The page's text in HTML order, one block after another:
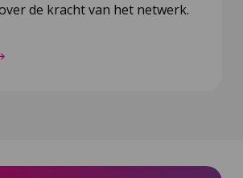
de kracht van het netwerk.